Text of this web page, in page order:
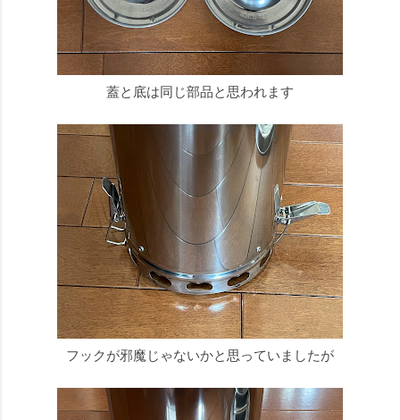
蓋と底は同じ部品と思われます
フックが邪魔じゃないかと思っていましたが